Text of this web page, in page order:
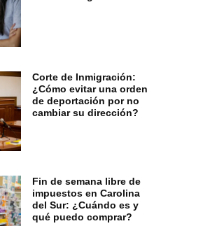
Corte de Inmigración:
¿Cómo evitar una orden
de deportación por no
cambiar su dirección?
Fin de semana libre de
impuestos en Carolina
del Sur: ¿Cuándo es y
qué puedo comprar?